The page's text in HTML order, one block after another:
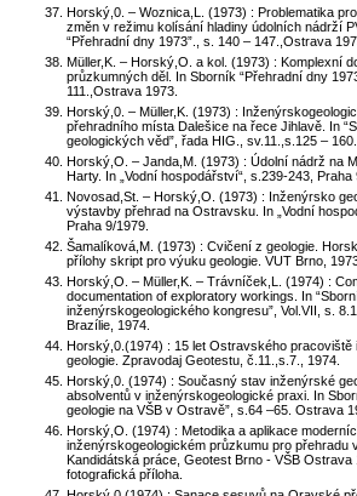
Horský,0. – Woznica,L. (1973) : Problematika
změn v režimu kolísání hladiny údolních nádrží
“Přehradní dny 1973”., s. 140 – 147.,Ostrava
Müller,K. – Horský,O. a kol. (1973) : Komplexní
průzkumných děl. In Sborník “Přehradní dny
111.,Ostrava 1973.
Horský,0. – Müller,K. (1973) :
přehradního místa Dalešice na řece Jihlavě. In
geologických věd”, řada HIG., sv.11.,s.125 –
Horský,O. – Janda,M. (1973) : Údolní nádrž na
Harty. In „Vodní hospodářství“, s.239-243, Praha
Novosad,St. – Horský,O. (1973) : Inženýrsko
výstavby přehrad na Ostravsku. In „Vodní
Praha 9/1979.
Šamalíková,M. (1973) : Cvičení z geologie.
přílohy skript pro výuku geologie. VUT Brno,
Horský,O. – Müller,K. – Trávníček,L. (1974) :
documentation of exploratory workings. In
inženýrskogeologického kongresu”, Vol.VII, s. 8.1
Brazílie, 1974.
Horský,0.(1974) : 15 let Ostravského pracoviště
geologie. Zpravodaj Geotestu, č.11.,s.7., 1974.
Horský,0. (1974) : Současný stav inženýrské
absolventů v inženýrskogeologické praxi. In
geologie na VŠB v Ostravě”, s.64 –65. Ostrava
Horský,O. (1974) : Metodika a aplikace
inženýrskogeologickém průzkumu pro přehradu
Kandidátská práce, Geotest Brno - VŠB Ostrava
fotografická příloha.